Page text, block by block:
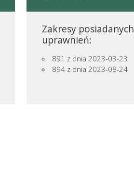
Zakresy posiadanych
uprawnień:
891 z dnia 2023-03-23
894 z dnia 2023-08-24